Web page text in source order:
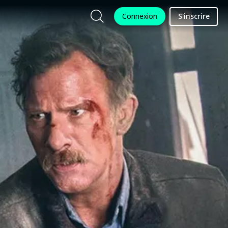
Connexion S'inscrire